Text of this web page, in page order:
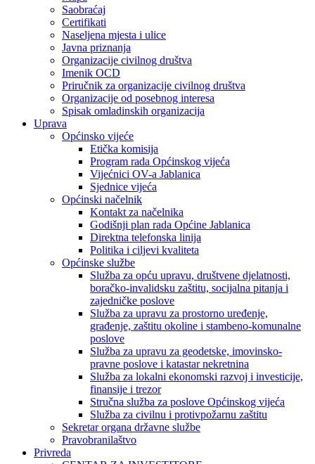
Saobraćaj
Certifikati
Naseljena mjesta i ulice
Javna priznanja
Organizacije civilnog društva
Imenik OCD
Priručnik za organizacije civilnog društva
Organizacije od posebnog interesa
Spisak omladinskih organizacija
Uprava
Općinsko vijeće
Etička komisija
Program rada Općinskog vijeća
Vijećnici OV-a Jablanica
Sjednice vijeća
Općinski načelnik
Kontakt za načelnika
Godišnji plan rada Općine Jablanica
Direktna telefonska linija
Politika i ciljevi kvaliteta
Općinske službe
Služba za opću upravu, društvene djelatnosti,
boračko-invalidsku zaštitu, socijalna pitanja i
zajedničke poslove
Služba za upravu za prostorno uređenje,
građenje, zaštitu okoline i stambeno-komunalne
poslove
Služba za upravu za geodetske, imovinsko-
pravne poslove i katastar nekretnina
Služba za lokalni ekonomski razvoj i investicije,
finansije i trezor
Stručna služba za poslove Općinskog vijeća
Služba za civilnu i protivpožarnu zaštitu
Sekretar organa državne službe
Pravobranilaštvo
Privreda